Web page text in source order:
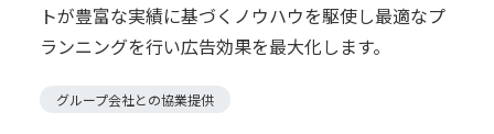
トが豊富な実績に基づくノウハウを駆使し最適なプ
ランニングを行い広告効果を最大化します。
グループ会社との協業提供